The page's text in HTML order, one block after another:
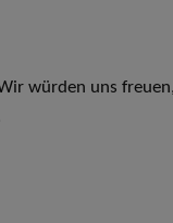
würden uns